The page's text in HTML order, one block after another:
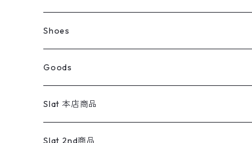
コート
ナイロンジャケット
セーター・カーディガン
スラックス
トップス
ラグ・ブランケット
ブランド
ラルフローレン
リーバイス
Sweater
Goods
Military
スポーツナイロンジャケット
ワークジャケット
テーラードジャケット
ウールジャケット
スウェット・パーカ
プリントスウェット
ロゴスウェット
ベスト
セーター・カーディガン
アランセーター
フリース
イージーパンツ
スラックス
ワークパンツ
コーデュロイパンツ
Pants
Pants
ブラウス／シャツ／デザイントップス
長袖
半袖
ベスト／キャミソール
スウェット
ニット
Shoes
22cm以下
22.5cm
23cm
Goods
バンダナ
Slat 本店商品
Outer
Slat 2nd商品